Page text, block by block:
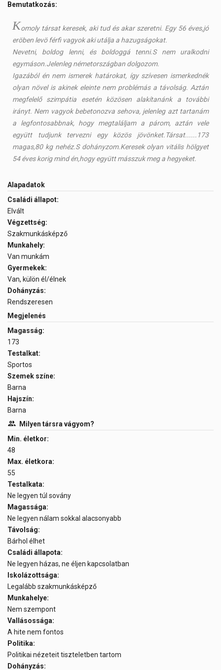
Bemutatkozás:
Komoly társat keresek, aki tud és akar szeretni. Egy 56 éves,jó
eröben levö férfi vagyok aki utálja a hazugságokat.
Nevetni, boldog lenni, és boldoggá tenni.S nem uralkodni
egymáson.Jelenleg németországban dolgozom.
Igazából én nem ismerek határokat, így szívesen ismerkednék
olyan növel is akinek eleinte nem problémás a távolság. Aztán
megfelelő szimpátia esetén közösen alakítanánk a további
irányt. Nem vagyok bebetonozva sehova, jelenleg azt tartanám
a legfontosabbnak, hogy megtaláljam a párom, aztán vele
együtt tudjunk tervezni egy közös jövönket.Társat......173
magas,80 kg nehéz.S dohányzom.Keresek olyan vitális hölgyet
54 éves korig mind én,hogy együtt másszuk meg a hegyeket.
Alapadatok
Családi állapot:
Elvált
Végzettség:
Szakmunkásképző
Munkahely:
Van munkám
Gyermekek:
Van, külön él/élnek
Dohányzás:
Rendszeresen
Megjelenés
Magasság:
173
Testalkat:
Sportos
Szemek színe:
Barna
Hajszín:
Barna
Milyen társra vágyom?
Min. életkor:
48
Max. életkora:
55
Testalkata:
Ne legyen túl sovány
Magassága:
Ne legyen nálam sokkal alacsonyabb
Távolság:
Bárhol élhet
Családi állapota:
Ne legyen házas, ne éljen kapcsolatban
Iskolázottsága:
Legalább szakmunkásképző
Munkahelye:
Nem szempont
Vallásossága:
A hite nem fontos
Politika:
Politikai nézeteit tiszteletben tartom
Dohányzás: